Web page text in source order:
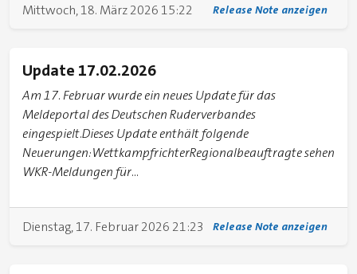
Mittwoch, 18. März 2026 15:22 Release Note anzeigen
Update 17.02.2026
Am 17. Februar wurde ein neues Update für das
Meldeportal des Deutschen Ruderverbandes
eingespielt.Dieses Update enthält folgende
Neuerungen:WettkampfrichterRegionalbeauftragte sehen
WKR-Meldungen für...
Dienstag, 17. Februar 2026 21:23 Release Note anzeigen